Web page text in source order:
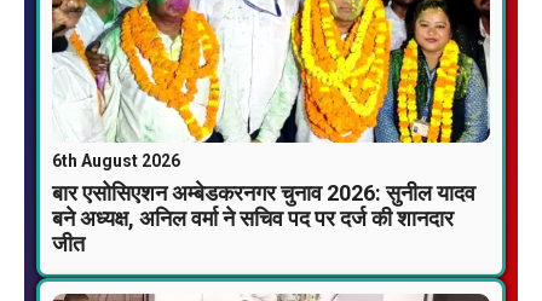
6th August 2026
बार एसोसिएशन अम्बेडकरनगर चुनाव 2026: सुनील यादव
बने अध्यक्ष, अनिल वर्मा ने सचिव पद पर दर्ज की शानदार
जीत